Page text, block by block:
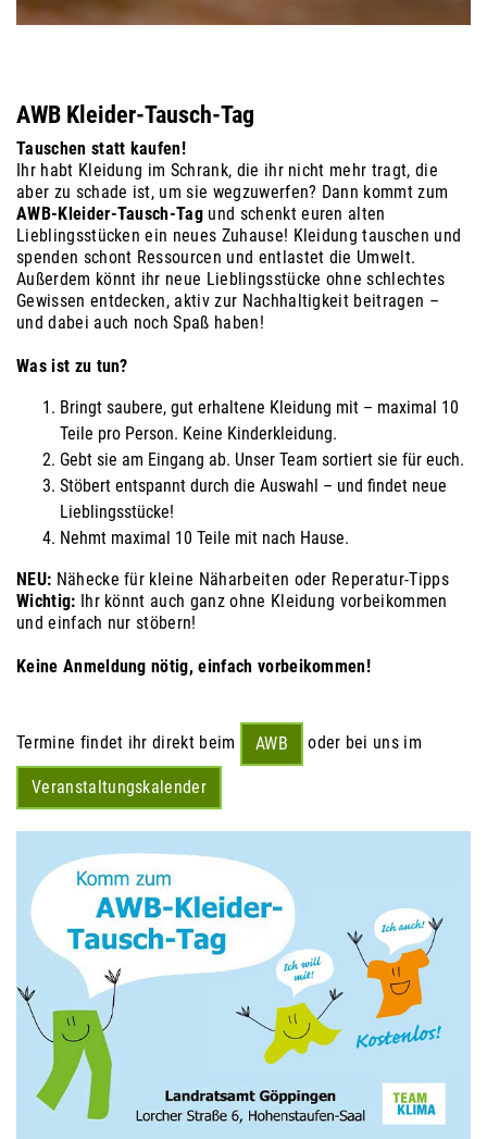
AWB Kleider-Tausch-Tag
Tauschen statt kaufen!
Ihr habt Kleidung im Schrank, die ihr nicht mehr tragt, die
aber zu schade ist, um sie wegzuwerfen? Dann kommt zum
AWB-Kleider-Tausch-Tag und schenkt euren alten
Lieblingsstücken ein neues Zuhause! Kleidung tauschen und
spenden schont Ressourcen und entlastet die Umwelt.
Außerdem könnt ihr neue Lieblingsstücke ohne schlechtes
Gewissen entdecken, aktiv zur Nachhaltigkeit beitragen –
und dabei auch noch Spaß haben!
Was ist zu tun?
Bringt saubere, gut erhaltene Kleidung mit – maximal 10
Teile pro Person. Keine Kinderkleidung.
Gebt sie am Eingang ab. Unser Team sortiert sie für euch.
Stöbert entspannt durch die Auswahl – und findet neue
Lieblingsstücke!
Nehmt maximal 10 Teile mit nach Hause.
NEU: Nähecke für kleine Näharbeiten oder Reperatur-Tipps
Wichtig: Ihr könnt auch ganz ohne Kleidung vorbeikommen
und einfach nur stöbern!
Keine Anmeldung nötig, einfach vorbeikommen!
Termine findet ihr direkt beim AWB oder bei uns im
Veranstaltungskalender